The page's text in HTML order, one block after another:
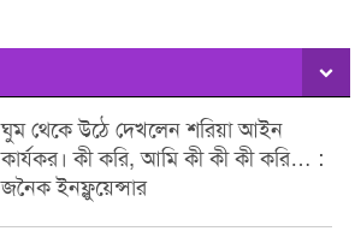
ঘুম থেকে উঠে দেখলেন শরিয়া আইন
কার্যকর। কী করি, আমি কী কী কী করি… :
জনৈক ইনফ্লুয়েন্সার